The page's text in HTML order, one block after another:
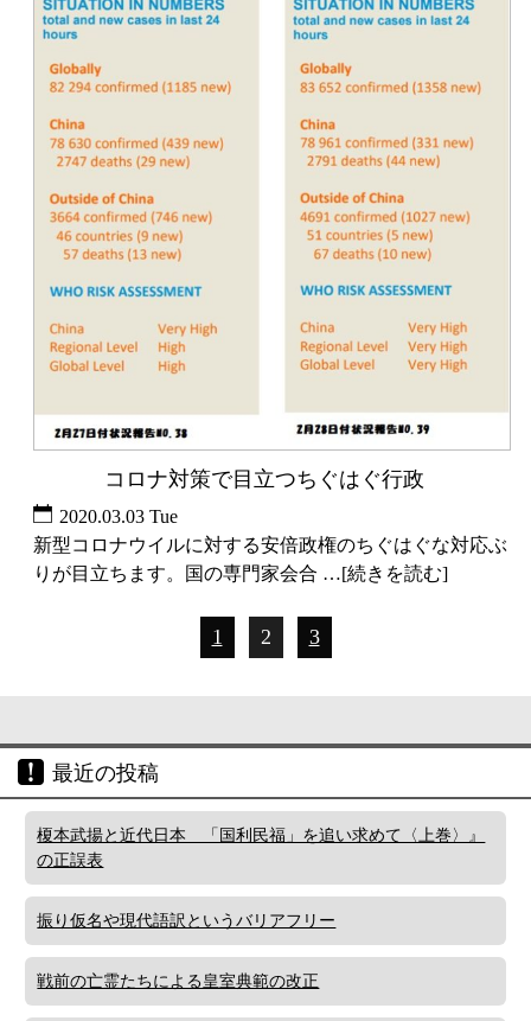
コロナ対策で目立つちぐはぐ行政
2020.03.03 Tue
新型コロナウイルに対する安倍政権のちぐはぐな対応ぶ
りが目立ちます。国の専門家会合 …[続きを読む]
1 2 3
最近の投稿
榎本武揚と近代日本 「国利民福」を追い求めて〈上巻〉』
の正誤表
振り仮名や現代語訳というバリアフリー
戦前の亡霊たちによる皇室典範の改正